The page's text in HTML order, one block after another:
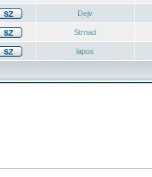
Dejv
Strnad
lapos